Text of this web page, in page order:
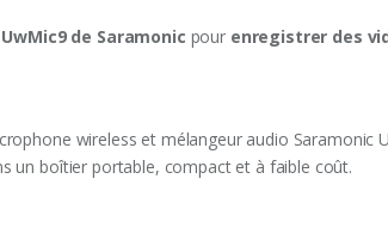
de Saramonic pour enregistrer des
wireless et mélangeur audio Saramonic
un boîtier portable, compact et à faible coût.